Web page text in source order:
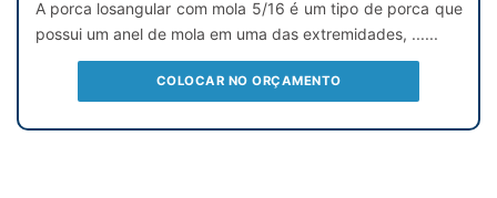
A porca losangular com mola 5/16 é um tipo de porca que
possui um anel de mola em uma das extremidades, ......
COLOCAR NO ORÇAMENTO